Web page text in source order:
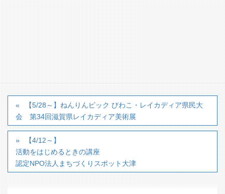
※詳細はHPを必ずご確認ください※
カテゴリー ■イベント・講座・その他
【5/28～】ねんりんピック びわこ・レイカディア県民大
会 第34回滋賀県レイカディア美術展
【4/12～】
活動をはじめるときの講座
認定NPO法人まちづくりスポット大津